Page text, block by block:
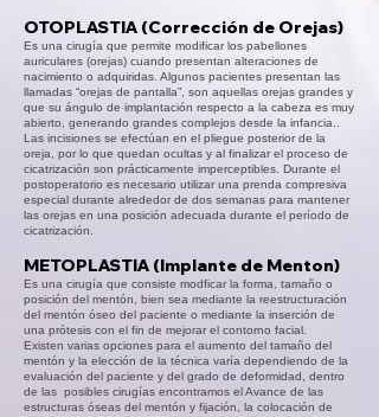
OTOPLASTIA (Corrección de Orejas)
Es una cirugía que permite modificar los pabellones
auriculares (orejas) cuando presentan alteraciones de
nacimiento o adquiridas. Algunos pacientes presentan las
llamadas “orejas de pantalla”, son aquellas orejas grandes y
que su ángulo de implantación respecto a la cabeza es muy
abierto, generando grandes complejos desde la infancia..
Las incisiones se efectúan en el pliegue posterior de la
oreja, por lo que quedan ocultas y al finalizar el proceso de
cicatrización son prácticamente imperceptibles. Durante el
postoperatorio es necesario utilizar una prenda compresiva
especial durante alrededor de dos semanas para mantener
las orejas en una posición adecuada durante el período de
cicatrización.
METOPLASTIA (Implante de Menton)
Es una cirugía que consiste modficar la forma, tamaño o
posición del mentón, bien sea mediante la reestructuración
del mentón óseo del paciente o mediante la inserción de
una prótesis con el fin de mejorar el contorno facial.
Existen varias opciones para el aumento del tamaño del
mentón y la elección de la técnica varía dependiendo de la
evaluación del paciente y del grado de deformidad, dentro
de las posibles cirugías encontramos el Avance de las
estructuras óseas del mentón y fijación, la colocación de